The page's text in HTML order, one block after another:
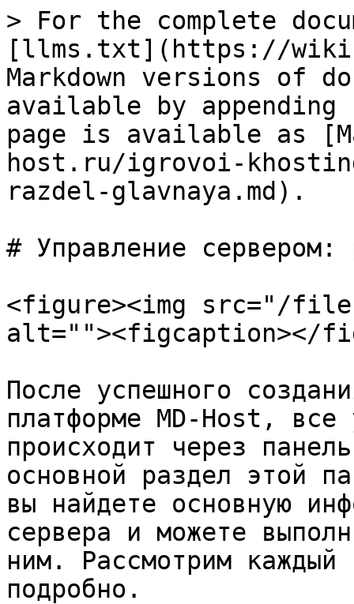
> For the complete
[llms.txt](https://
Markdown versions of
available by
page is available as
host.ru/igrovoi-
razdel-glavnaya.md).
# Управление сервером:
<figure><img src="/files/
alt=""><figcaption></
После успешного
платформе MD-Host, все
происходит через
основной раздел этой
вы найдете основную
сервера и можете
ним. Рассмотрим каждый
подробно.